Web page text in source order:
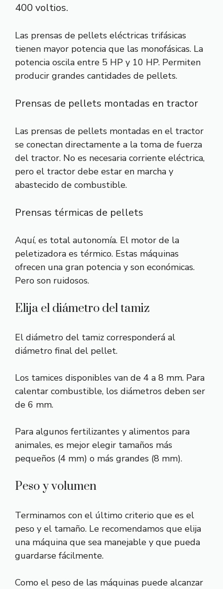
400 voltios.
Las prensas de pellets eléctricas trifásicas
tienen mayor potencia que las monofásicas. La
potencia oscila entre 5 HP y 10 HP. Permiten
producir grandes cantidades de pellets.
Prensas de pellets montadas en tractor
Las prensas de pellets montadas en el tractor
se conectan directamente a la toma de fuerza
del tractor. No es necesaria corriente eléctrica,
pero el tractor debe estar en marcha y
abastecido de combustible.
Prensas térmicas de pellets
Aquí, es total autonomía. El motor de la
peletizadora es térmico. Estas máquinas
ofrecen una gran potencia y son económicas.
Pero son ruidosos.
Elija el diámetro del tamiz
El diámetro del tamiz corresponderá al
diámetro final del pellet.
Los tamices disponibles van de 4 a 8 mm. Para
calentar combustible, los diámetros deben ser
de 6 mm.
Para algunos fertilizantes y alimentos para
animales, es mejor elegir tamaños más
pequeños (4 mm) o más grandes (8 mm).
Peso y volumen
Terminamos con el último criterio que es el
peso y el tamaño. Le recomendamos que elija
una máquina que sea manejable y que pueda
guardarse fácilmente.
Como el peso de las máquinas puede alcanzar